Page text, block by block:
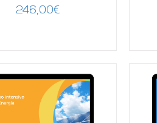
246,00€
AÑADIR AL CARRITO